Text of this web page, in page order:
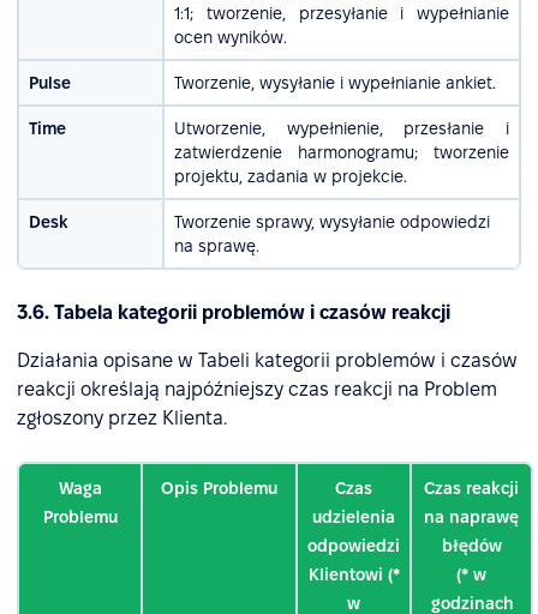
1:1; tworzenie, przesyłanie i wypełnianie
ocen wyników.
Pulse Tworzenie, wysyłanie i wypełnianie ankiet.
Time
Utworzenie, wypełnienie, przesłanie i
zatwierdzenie harmonogramu; tworzenie
projektu, zadania w projekcie.
Desk
Tworzenie sprawy, wysyłanie odpowiedzi
na sprawę.
3.6. Tabela kategorii problemów i czasów reakcji
Działania opisane w Tabeli kategorii problemów i czasów
reakcji określają najpóźniejszy czas reakcji na Problem
zgłoszony przez Klienta.
Waga
Problemu
Opis Problemu
Czas
udzielenia
odpowiedzi
Klientowi (*
w
Czas reakcji
na naprawę
błędów
(* w
godzinach